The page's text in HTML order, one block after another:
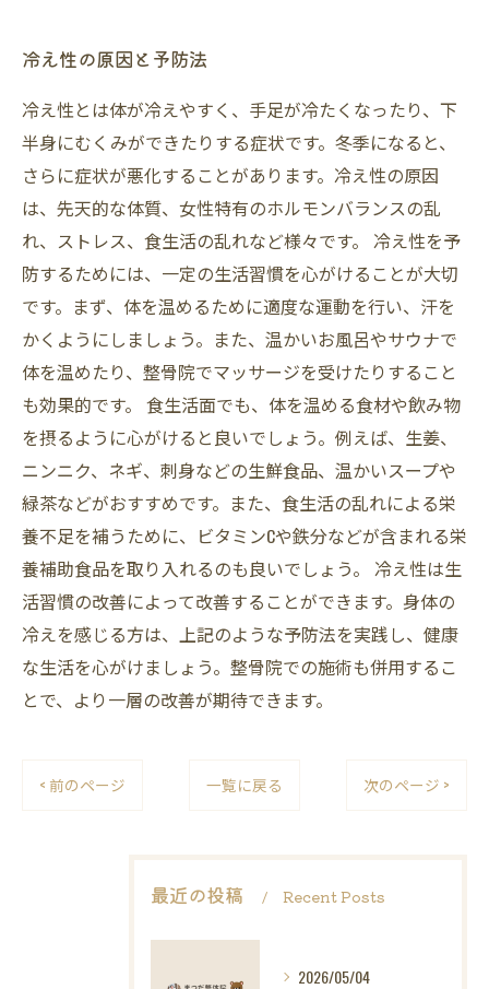
冷え性の原因と予防法
冷え性とは体が冷えやすく、手足が冷たくなったり、下
半身にむくみができたりする症状です。冬季になると、
さらに症状が悪化することがあります。冷え性の原因
は、先天的な体質、女性特有のホルモンバランスの乱
れ、ストレス、食生活の乱れなど様々です。 冷え性を予
防するためには、一定の生活習慣を心がけることが大切
です。まず、体を温めるために適度な運動を行い、汗を
かくようにしましょう。また、温かいお風呂やサウナで
体を温めたり、整骨院でマッサージを受けたりすること
も効果的です。 食生活面でも、体を温める食材や飲み物
を摂るように心がけると良いでしょう。例えば、生姜、
ニンニク、ネギ、刺身などの生鮮食品、温かいスープや
緑茶などがおすすめです。また、食生活の乱れによる栄
養不足を補うために、ビタミンCや鉄分などが含まれる栄
養補助食品を取り入れるのも良いでしょう。 冷え性は生
活習慣の改善によって改善することができます。身体の
冷えを感じる方は、上記のような予防法を実践し、健康
な生活を心がけましょう。整骨院での施術も併用するこ
とで、より一層の改善が期待できます。
< 前のページ 一覧に戻る 次のページ >
最近の投稿 Recent Posts
2026/05/04